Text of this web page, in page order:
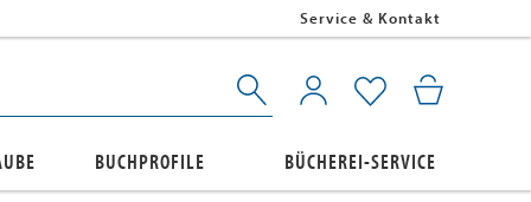
Service & Kontakt
BUCHPROFILE BÜCHEREI-SERVICE